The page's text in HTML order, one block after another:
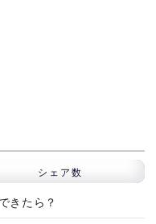
シェア数
きたら？